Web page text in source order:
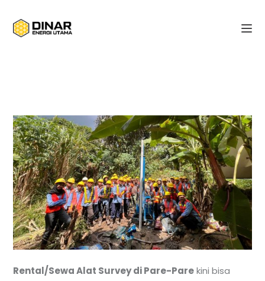
Rental/Sewa Alat Survey di Pare-Parekini bisa